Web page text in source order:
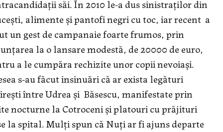
săi. În 2010 le-a dus sinistraților din
alimente și pantofi negri cu toc, iar recent a
un gest de campanaie foarte frumos, prin
la o lansare modestă, de 20000 de euro,
a le cumpăra rechizite unor copii nevoiași.
s-au făcut insinuări că ar exista legături
între Udrea și Băsescu, manifestate prin
nocturne la Cotroceni și platouri cu prăjituri
la spital. Mulți spun că Nuți ar fi ajuns departe